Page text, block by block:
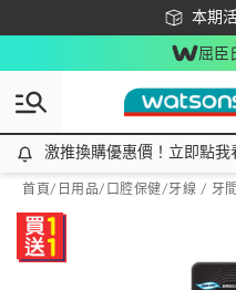
本期
下載
屈臣
激推換購優惠價！立即點我看
激推換購優惠價！立即點我
首頁/ 日用品/ 口腔保健/牙線 / 牙